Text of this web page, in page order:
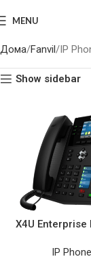
MENU
Дома Fanvil IP
Show sidebar
X4U Enterprise
IP